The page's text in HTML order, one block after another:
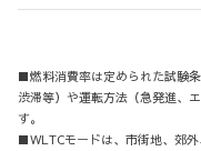
■燃料消費率は定められた試験
渋滞等）や運転方法（急発進、
す。
■WLTCモードは、市街地、郊